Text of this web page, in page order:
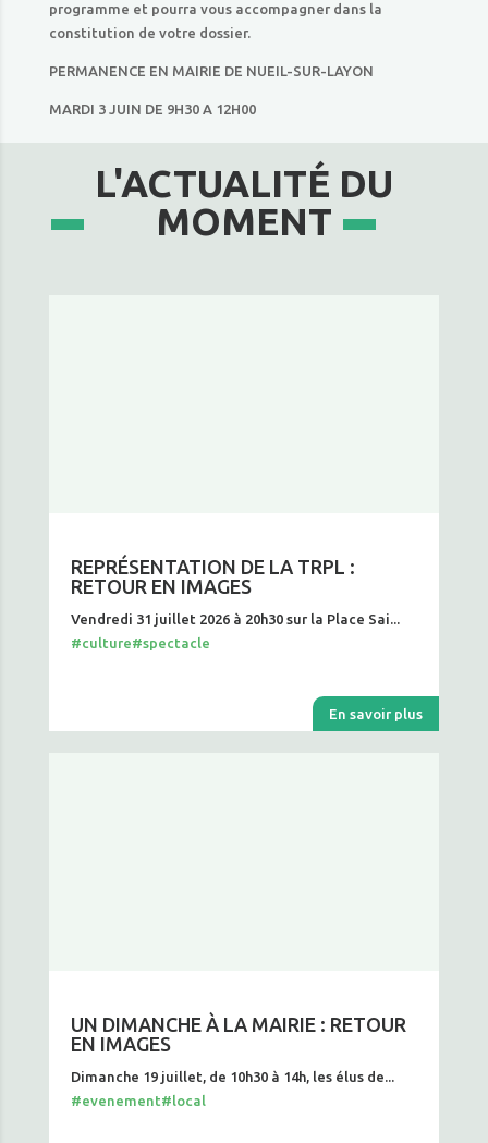
programme et pourra vous accompagner dans la
constitution de votre dossier.
PERMANENCE EN MAIRIE DE NUEIL-SUR-LAYON
MARDI 3 JUIN DE 9H30 A 12H00
L'ACTUALITÉ DU
MOMENT
REPRÉSENTATION DE LA TRPL :
RETOUR EN IMAGES
Vendredi 31 juillet 2026 à 20h30 sur la Place Sai...
#culture#spectacle
En savoir plus
UN DIMANCHE À LA MAIRIE : RETOUR
EN IMAGES
Dimanche 19 juillet, de 10h30 à 14h, les élus de...
#evenement#local